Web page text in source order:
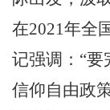
在2021年全
记强调：“
信仰自由政